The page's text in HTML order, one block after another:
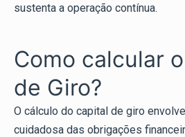
sustenta a operação contínua.
Como calcular
de Giro?
O cálculo do capital de giro
cuidadosa das obrigações